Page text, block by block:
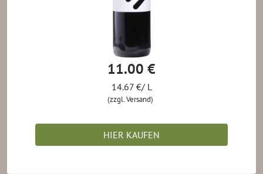
11.00 €
14.67 €/ L
(zzgl. Versand)
HIER KAUFEN